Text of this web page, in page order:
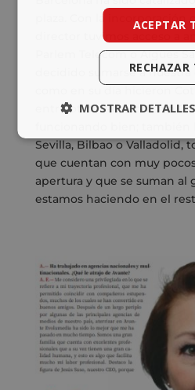
plaza. Con la incorporación
director tuvimos acceso a
Parlem Telecom o Aigües
decidido sumarse a nuestra
entre otros. Pero no solo
Sevilla, Bilbao o Valladolid,
que cuentan con muy
apertura y que se suman al
estamos haciendo en el
ACEPTAR
RECHAZAR
MOSTRAR DETALLES